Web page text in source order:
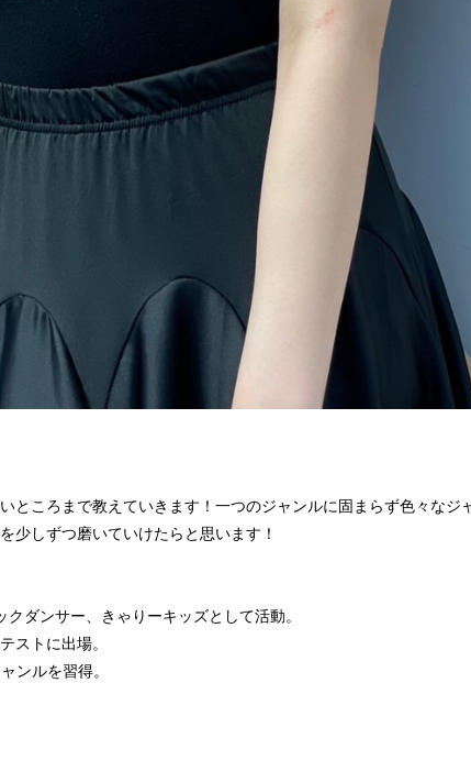
ところまで教えていきます！一つのジャンルに固まらず色々なジ
少しずつ磨いていけたらと思います！
ダンサー、きゃりーキッズとして活動。
ストに出場。
ンルを習得。